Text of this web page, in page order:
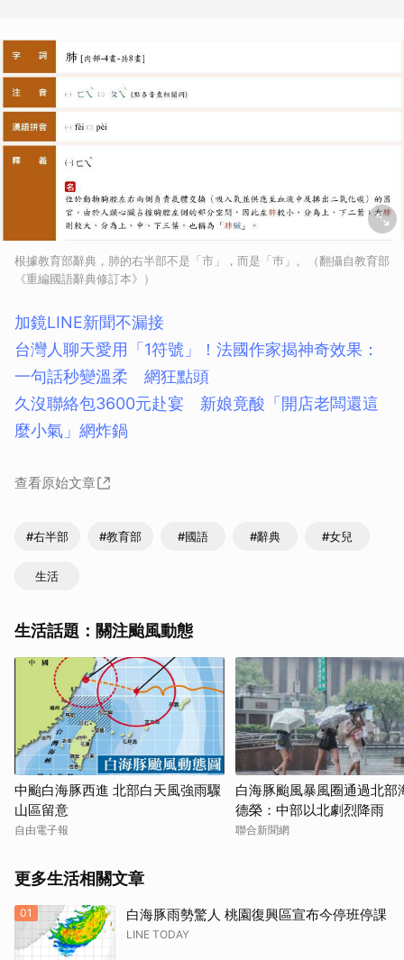
根據教育部辭典，肺的右半部不是「市」，而是「巿」。（翻攝自教育部
《重編國語辭典修訂本》）
加鏡LINE新聞不漏接
台灣人聊天愛用「1符號」！法國作家揭神奇效果：
一句話秒變溫柔 網狂點頭
久沒聯絡包3600元赴宴 新娘竟酸「開店老闆還這
麼小氣」網炸鍋
查看原始文章
#右半部 #教育部 #國語 #辭典 #女兒
生活
生活話題：關注颱風動態
中颱白海豚西進 北部白天風強雨驟
山區留意
自由電子報
白海豚颱風暴風圈通過北部
德榮：中部以北劇烈降雨
聯合新聞網
更多生活相關文章
01 白海豚雨勢驚人 桃園復興區宣布今停班停課
LINE TODAY